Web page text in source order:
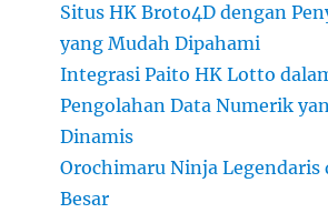
Situs HK Broto4D dengan
yang Mudah Dipahami
Integrasi Paito HK Lotto
Pengolahan Data Numerik
Dinamis
Orochimaru Ninja Legendaris
Besar